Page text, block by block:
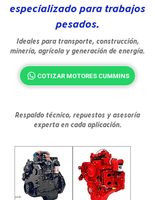
especializado para trabajos
pesados.
Ideales para transporte, construcción,
minería, agrícola y generación de energía.
COTIZAR MOTORES CUMMINS
Respaldo técnico, repuestos y asesoría
experta en cada aplicación.